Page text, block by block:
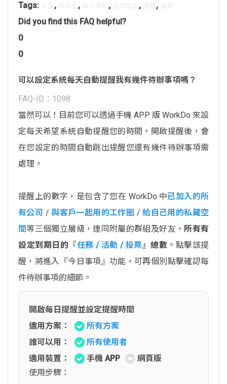
Tags: , , , , ,
Did you find this FAQ helpful?
0
0
可以設定系統每天自動提醒我有幾件待辦事項嗎？
FAQ-ID：1098
當然可以！目前您可以透過手機 APP 版 WorkDo 來設
定每天希望系統自動提醒您的時間。開啟提醒後，會
在您設定的時間自動跳出提醒您還有幾件待辦事項需
處理。
提醒上的數字，是包含了您在 WorkDo 中已加入的所
有公司 /與客戶一起用的工作圈 /給自己用的私藏空
間 等三個獨立層級，連同附屬的群組及好友，所有有
設定到期日的『任務 / 活動 / 投票』總數 。點擊該提
醒，將進入『今日事項』功能，可再個別點擊確認每
件待辦事項的細節。
開啟每日提醒並設定提醒時間
適用方案：
所有方案
誰可以用：
所有使用者
適用裝置：
手機 APP
網頁版
使用步驟：